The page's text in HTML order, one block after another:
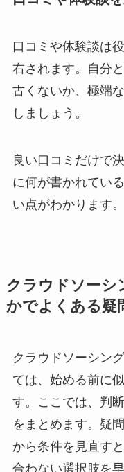
口コミや体験談は
右されます。自分
古くないか、極端
しましょう。
良い口コミだけで
に何が書かれてい
い点がわかります。
クラウドソーシ
かでよくある疑
クラウドソーシン
ては、始める前に
す。ここでは、判
をまとめます。疑
から条件を見直す
合わない選択肢を